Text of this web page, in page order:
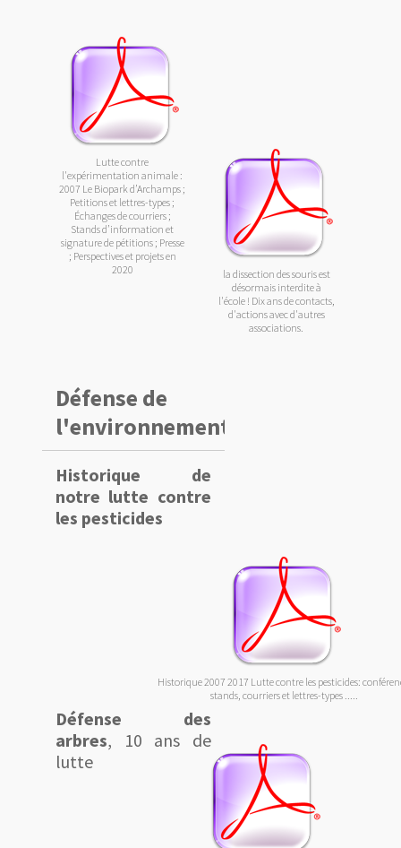
Lutte contre
l'expérimentation animale :
2007 Le Biopark d’Archamps ;
Petitions et lettres-types ;
Échanges de courriers ;
Stands d’information et
signature de pétitions ; Presse
; Perspectives et projets en
2020
la dissection des souris est
désormais interdite à
l'école ! Dix ans de contacts,
d'actions avec d'autres
associations.
Défense de
l'environnement
Historique de
notre lutte contre
les pesticides
Défense des
arbres, 10 ans de
lutte
Historique 2007 2017 Lutte contre les pesticides:
stands, courriers et lettres-types .....